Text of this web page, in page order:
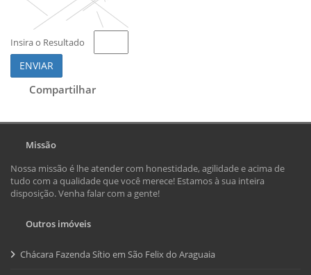
Insira o Resultado
ENVIAR
Compartilhar
Missão
Nossa missão é lhe atender com honestidade, agilidade e acima de
tudo com a qualidade que você merece! Estamos à sua inteira
disposição. Venha falar com a gente!
Outros imóveis
Chácara Fazenda Sítio em São Felix do Araguaia